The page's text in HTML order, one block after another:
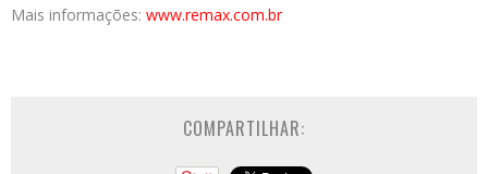
Mais informações: www.remax.com.br
COMPARTILHAR: